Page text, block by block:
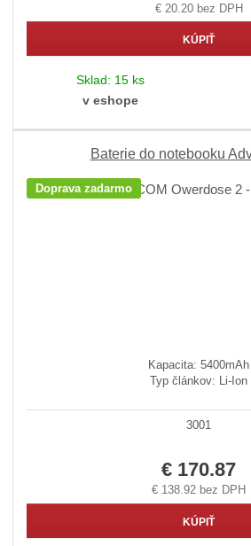
€ 20.20 bez DPH
KÚPIŤ
Sklad: 15 ks
v eshope
Baterie do notebooku
Doprava zadarmo
Kapacita: 5400mAh
Typ článkov: Li-Ion
3001
€ 170.87
€ 138.92 bez DPH
KÚPIŤ